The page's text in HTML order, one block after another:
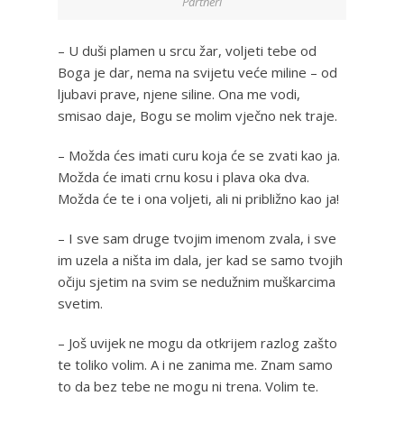
– U duši plamen u srcu žar, voljeti tebe od
Boga je dar, nema na svijetu veće miline – od
ljubavi prave, njene siline. Ona me vodi,
smisao daje, Bogu se molim vječno nek traje.
– Možda ćes imati curu koja će se zvati kao ja.
Možda će imati crnu kosu i plava oka dva.
Možda će te i ona voljeti, ali ni približno kao ja!
– I sve sam druge tvojim imenom zvala, i sve
im uzela a ništa im dala, jer kad se samo tvojih
očiju sjetim na svim se nedužnim muškarcima
svetim.
– Još uvijek ne mogu da otkrijem razlog zašto
te toliko volim. A i ne zanima me. Znam samo
to da bez tebe ne mogu ni trena. Volim te.